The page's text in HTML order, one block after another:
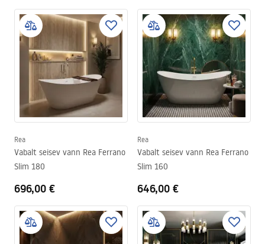
Rea
Vabalt seisev vann Rea Ferrano
Slim 180
696,00 €
Rea
Vabalt seisev vann Rea Ferrano
Slim 160
646,00 €